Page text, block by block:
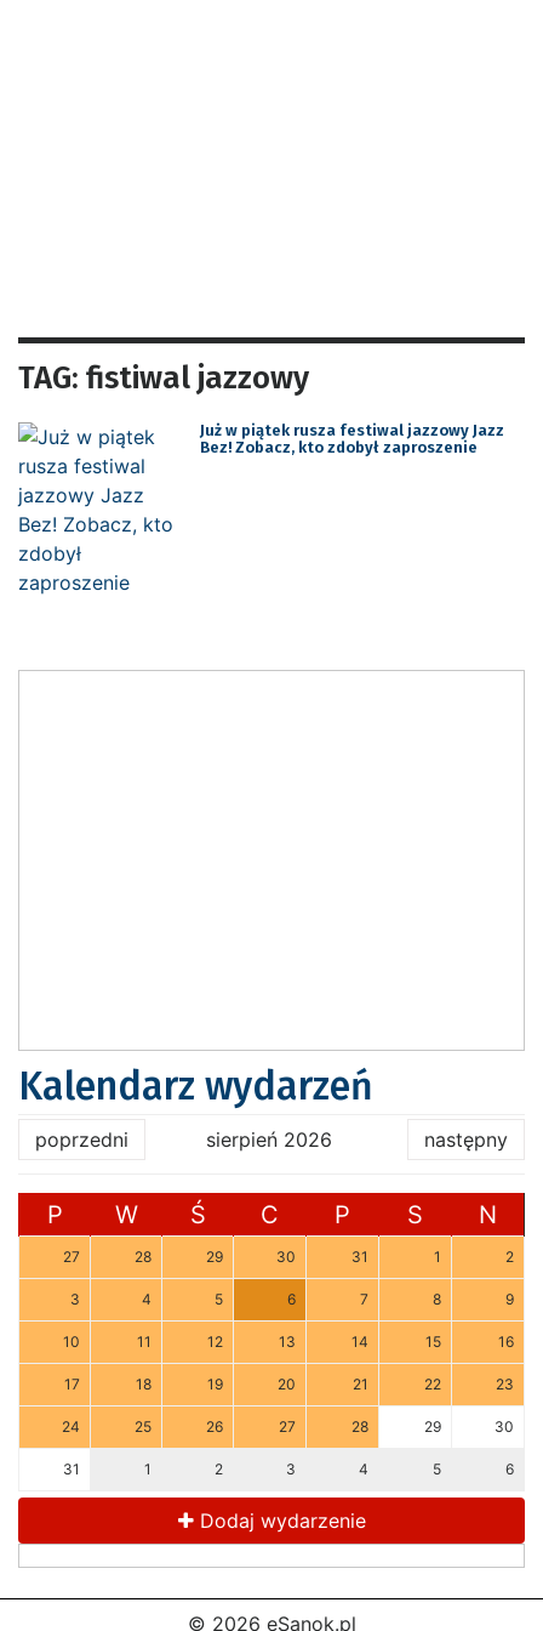
TAG: fistiwal jazzowy
Już w piątek rusza festiwal jazzowy Jazz
Bez! Zobacz, kto zdobył zaproszenie
Kalendarz wydarzeń
poprzedni sierpień 2026 następny
P W Ś C P S N
27 28 29 30 31 1 2
3 4 5 6 7 8 9
10 11 12 13 14 15 16
17 18 19 20 21 22 23
24 25 26 27 28 29 30
31 1 2 3 4 5 6
Dodaj wydarzenie
© 2026 eSanok.pl